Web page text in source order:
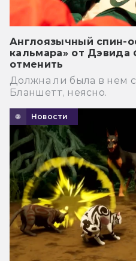
Англоязычный спин-
кальмара» от Дэвида
отменить
Должна ли была в нем
Бланшетт, неясно.
Новости